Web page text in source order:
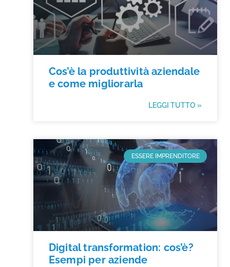
Cos’è la produttività aziendale
e come migliorarla
LEGGI TUTTO »
ESSERE IMPRENDITORE
Digital transformation: cos’è?
Esempi per aziende